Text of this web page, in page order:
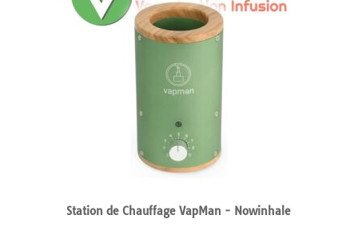
Station de Chauffage VapMan - Nowinhale